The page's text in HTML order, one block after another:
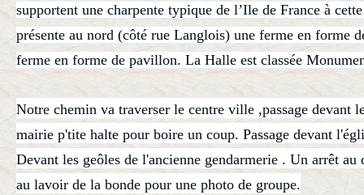
supportent une charpente typique de l’Ile de France à
présente au nord (côté rue Langlois) une ferme en forme
ferme en forme de pavillon. La Halle est classée
Notre chemin va traverser le centre ville ,passage devant
mairie p'tite halte pour boire un coup. Passage devant
Devant les geôles de l'ancienne gendarmerie . Un arrêt
au lavoir de la bonde pour une photo de groupe.